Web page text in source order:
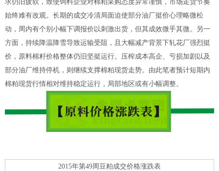
求仍旧疲软，致使饲料企业对棉粕采购态度异常谨慎，市场走货节奏
始终难有改观。长期的成交冷清局面迫使部分油厂挺价心理略微松
动，周内有个别小幅下调报价以刺激出货，但其成效微乎其微。另一
方面，持续降温降雪导致运输受阻，且大幅减产背景下轧花厂强烈挺
价，原料棉籽价格整体仍旧坚挺运行。压榨成本高企、亏损加剧以及
部分油厂维持停机，则继续支撑棉粕现货走势。由此笔者预计短期内
棉粕现货行情相对维持稳定运行，局部地区或有小幅调整。
2015年第49周豆粕成交价格涨跌表